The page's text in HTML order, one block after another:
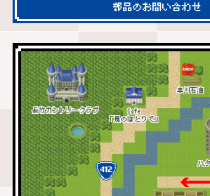
部品のお問い合わせ